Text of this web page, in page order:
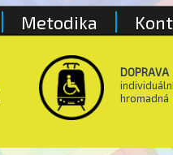
DOPRAVA
hromadná
Metodika